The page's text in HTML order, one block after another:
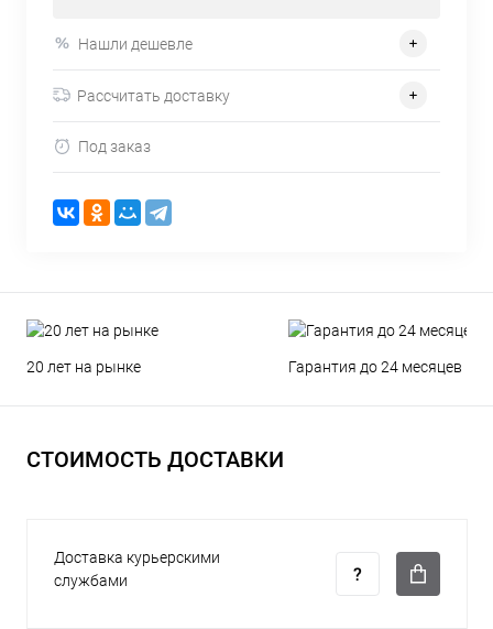
Нашли дешевле
Рассчитать доставку
Под заказ
20 лет на рынке Гарантия до 24 месяцев
СТОИМОСТЬ ДОСТАВКИ
Доставка курьерскими
службами